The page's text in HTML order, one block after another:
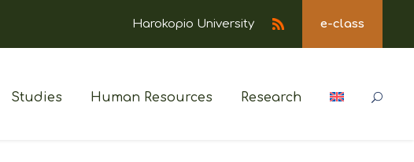
Harokopio University e-class
Studies Human Resources Research